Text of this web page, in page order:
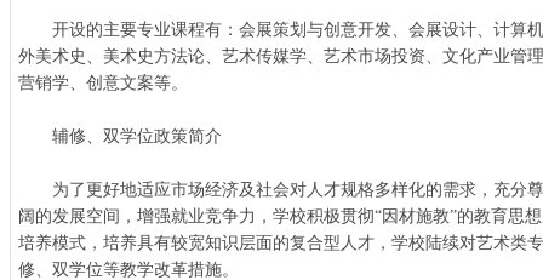
开设的主要专业课程有：会展策划与创意开发、会展设计、计算
外美术史、美术史方法论、艺术传媒学、艺术市场投资、文化产业管
营销学、创意文案等。
辅修、双学位政策简介
为了更好地适应市场经济及社会对人才规格多样化的需求，充分
阔的发展空间，增强就业竞争力，学校积极贯彻“因材施教”的教育思
培养模式，培养具有较宽知识层面的复合型人才，学校陆续对艺术类
修、双学位等教学改革措施。